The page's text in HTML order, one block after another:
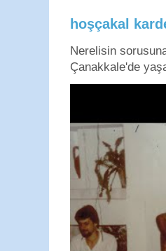
hoşçakal
Nerelisin
Çanakkale'de